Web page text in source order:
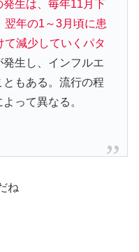
生は、毎年11月下
年の1～3月頃に患
減少していくパタ
生し、インフルエ
もある。流行の程
って異なる。
ね